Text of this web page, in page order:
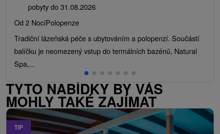
pobyty do 31.08.2026
Od 2 NocíPolopenze
Tradiční lázeňská péče s ubytováním a polopenzí. Součástí
balíčku je neomezený vstup do termálních bazénů, Natural
Spa,...
TYTO NABÍDKY BY VÁS
MOHLY TAKÉ ZAJÍMAT
TIP